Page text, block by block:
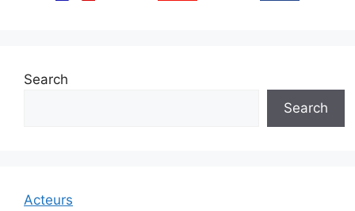
Search
Search
Acteurs